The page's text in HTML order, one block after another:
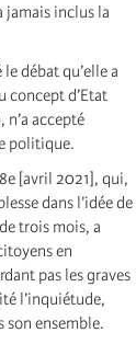
jamais inclus la
débat qu’elle a
concept d’Etat
n’a accepté
politique.
[avril 2021], qui,
dans l’idée de
trois mois, a
en
pas les graves
l’inquiétude,
son ensemble.